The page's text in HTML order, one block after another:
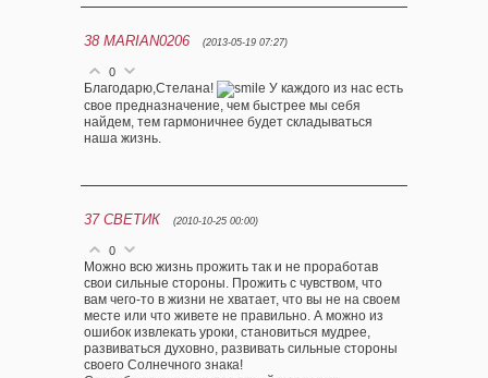
38 MARIAN0206 (2013-05-19 07:27)
0
Благодарю,Стелана!
У каждого из нас есть
свое предназначение, чем быстрее мы себя
найдем, тем гармоничнее будет складываться
наша жизнь.
37 СВЕТИК (2010-10-25 00:00)
0
Можно всю жизнь прожить так и не проработав
свои сильные стороны. Прожить с чувством, что
вам чего-то в жизни не хватает, что вы не на своем
месте или что живете не правильно. А можно из
ошибок извлекать уроки, становиться мудрее,
развиваться духовно, развивать сильные стороны
своего Солнечного знака!